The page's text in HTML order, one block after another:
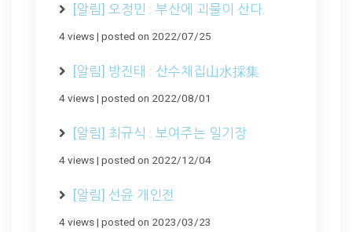
[알림] 오정민 : 부산에 괴물이 산다.
4 views| posted on 2022/07/25
[알림] 방진태 : 산수채집山水採集
4 views| posted on 2022/08/01
[알림] 최규식 : 보여주는 일기장
4 views| posted on 2022/12/04
[알림] 선윤 개인전
4 views| posted on 2023/03/23